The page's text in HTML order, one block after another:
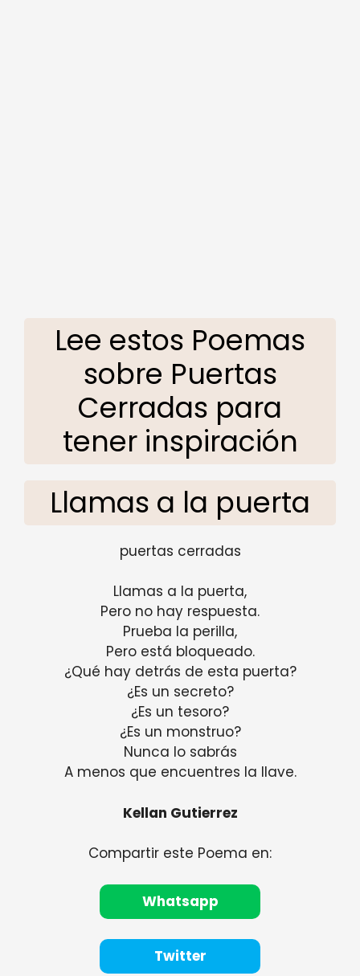
Lee estos Poemas
sobre Puertas
Cerradas para
tener inspiración
Llamas a la puerta
puertas cerradas
Llamas a la puerta,
Pero no hay respuesta.
Prueba la perilla,
Pero está bloqueado.
¿Qué hay detrás de esta puerta?
¿Es un secreto?
¿Es un tesoro?
¿Es un monstruo?
Nunca lo sabrás
A menos que encuentres la llave.
Kellan Gutierrez
Compartir este Poema en:
Whatsapp
Twitter